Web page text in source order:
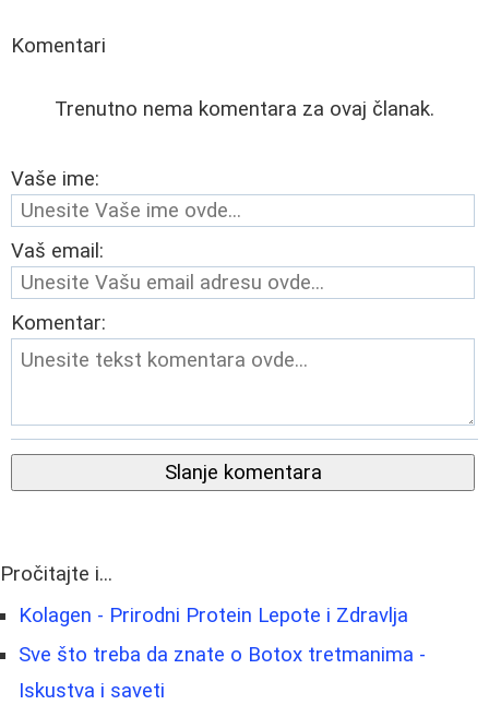
Komentari
Trenutno nema komentara za ovaj članak.
Vaše ime:
Vaš email:
Komentar:
Slanje komentara
Pročitajte i...
Kolagen - Prirodni Protein Lepote i Zdravlja
Sve što treba da znate o Botox tretmanima -
Iskustva i saveti